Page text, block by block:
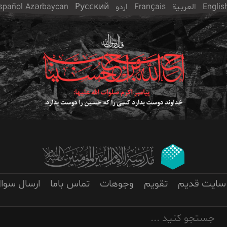
العربـیة Français اردو Русский
Azərbaycan
سایت قدیم تقویم وجوهات تماس باما ارسال